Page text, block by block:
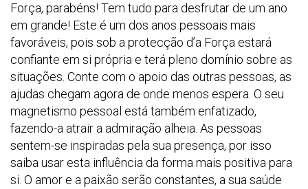
Força, parabéns! Tem tudo para desfrutar de um ano
em grande! Este é um dos anos pessoais mais
favoráveis, pois sob a protecção d’a Força estará
confiante em si própria e terá pleno domínio sobre as
situações. Conte com o apoio das outras pessoas, as
ajudas chegam agora de onde menos espera. O seu
magnetismo pessoal está também enfatizado,
fazendo-a atrair a admiração alheia. As pessoas
sentem-se inspiradas pela sua presença, por isso
saiba usar esta influência da forma mais positiva para
si. O amor e a paixão serão constantes, a sua saúde